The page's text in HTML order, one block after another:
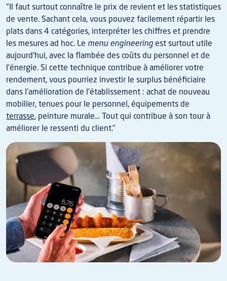
"Il faut surtout connaître le prix de revient et les statistiques
de vente. Sachant cela, vous pouvez facilement répartir les
plats dans 4 catégories, interpréter les chiffres et prendre
les mesures ad hoc. Le menu engineeringest surtout utile
aujourd'hui, avec la flambée des coûts du personnel et de
l'énergie. Si cette technique contribue à améliorer votre
rendement, vous pourriez investir le surplus bénéficiaire
dans l'amélioration de l’établissement : achat de nouveau
mobilier, tenues pour le personnel, équipements de
terrasse, peinture murale… Tout qui contribue à son tour à
améliorer le ressenti du client."
Image